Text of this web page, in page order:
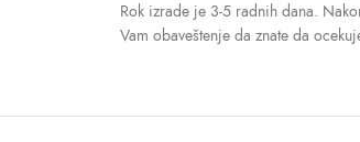
Rok izrade je 3-5 radnih dana.
Vam obaveštenje da znate da